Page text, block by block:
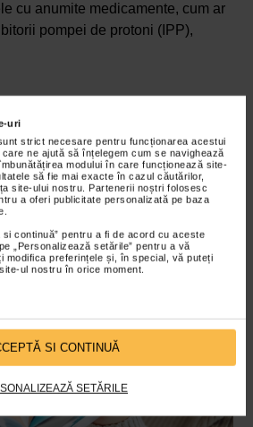
uri
strict necesare pentru funcționarea acestui
ne ajută să înțelegem cum se navighează
modului în care funcționează site-
să fie mai exacte în cazul căutărilor,
site-ului nostru. Partenerii noștri folosesc
a oferi publicitate personalizată pe baza
continuă” pentru a fi de acord cu aceste
„Personalizează setările” pentru a vă
modifica preferințele și, în special, vă puteți
ul nostru în orice moment.
SI CONTINUĂ
SETĂRILE
cu anumite medicamente, cum ar
pompei de protoni (IPP),
persoana ingereaza un preparat
Helicobacter Pylori este
scindeaza in amoniac si
este absorbit din stomac in
prin plamani in respiratie. Aerul
printr-un tub indicator care